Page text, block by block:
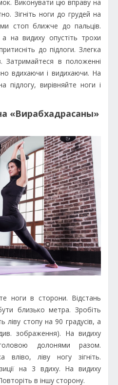
Виконувати цю вправу на
Зігніть ноги до грудей на
стоп ближче до пальців.
на видиху опустіть трохи
до підлоги. Злегка
Затримайтеся в положенні
вдихаючи і видихаючи. На
підлогу, вирівняйте ноги і
«Вирабхадрасаны»
ноги в сторони. Відстань
близько метра. Зробіть
ліву стопу на 90 градусів, а
зображення). На видиху
долонями разом.
вліво, ліву ногу зігніть.
на 3 вдиху. На видиху
в іншу сторону.